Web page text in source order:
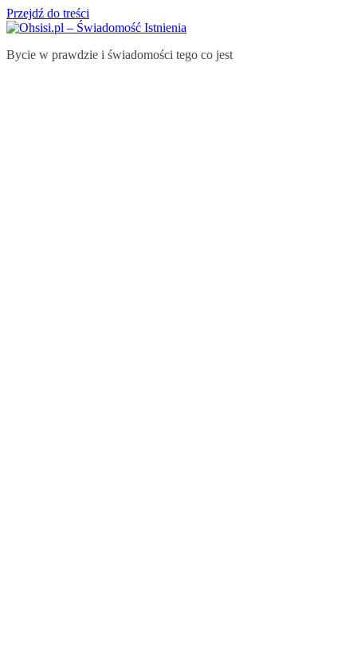
Przejdź do treści
Bycie w prawdzie i świadomości tego co jest